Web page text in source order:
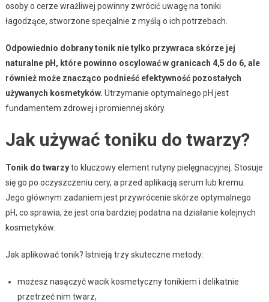
osoby o cerze wrażliwej powinny zwrócić uwagę na toniki
łagodzące, stworzone specjalnie z myślą o ich potrzebach.
Odpowiednio dobrany tonik nie tylko przywraca skórze jej
naturalne pH, które powinno oscylować w granicach 4,5 do 6, ale
również może znacząco podnieść efektywność pozostałych
używanych kosmetyków. Utrzymanie optymalnego pH jest
fundamentem zdrowej i promiennej skóry.
Jak używać toniku do twarzy?
Tonik do twarzyto kluczowy element rutyny pielęgnacyjnej. Stosuje
się go po oczyszczeniu cery, a przed aplikacją serum lub kremu.
Jego głównym zadaniem jest przywrócenie skórze optymalnego
pH, co sprawia, że jest ona bardziej podatna na działanie kolejnych
kosmetyków.
Jak aplikować tonik? Istnieją trzy skuteczne metody:
możesz nasączyć wacik kosmetyczny tonikiem i delikatnie
przetrzeć nim twarz,